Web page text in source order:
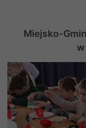
Miejsko-